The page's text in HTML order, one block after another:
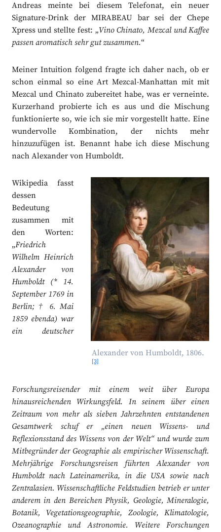
Andreas meinte bei diesem Telefonat, ein neuer
Signature-Drink der MIRABEAU bar sei der Chepe
Xpress und stellte fest: „Vino Chinato, Mezcal und Kaffee
passen aromatisch sehr gut zusammen.“
Meiner Intuition folgend fragte ich daher nach, ob er
schon einmal so eine Art Mezcal-Manhattan mit mit
Mezcal und Chinato zubereitet habe, was er verneinte.
Kurzerhand probierte ich es aus und die Mischung
funktionierte so, wie ich sie mir vorgestellt hatte. Eine
wundervolle Kombination, der nichts mehr
hinzuzufügen ist. Benannt habe ich diese Mischung
nach Alexander von Humboldt.
Alexander von Humboldt, 1806.
[3]
Wikipedia fasst
dessen
Bedeutung
zusammen mit
den Worten:
„Friedrich
Wilhelm Heinrich
Alexander von
Humboldt (* 14.
September 1769 in
Berlin; † 6. Mai
1859 ebenda) war
ein deutscher
Forschungsreisender mit einem weit über Europa
hinausreichenden Wirkungsfeld. In seinem über einen
Zeitraum von mehr als sieben Jahrzehnten entstandenen
Gesamtwerk schuf er „einen neuen Wissens- und
Reflexionsstand des Wissens von der Welt“ und wurde zum
Mitbegründer der Geographie als empirischer Wissenschaft.
Mehrjährige Forschungsreisen führten Alexander von
Humboldt nach Lateinamerika, in die USA sowie nach
Zentralasien. Wissenschaftliche Feldstudien betrieb er unter
anderem in den Bereichen Physik, Geologie, Mineralogie,
Botanik, Vegetationsgeographie, Zoologie, Klimatologie,
Ozeanographie und Astronomie. Weitere Forschungen